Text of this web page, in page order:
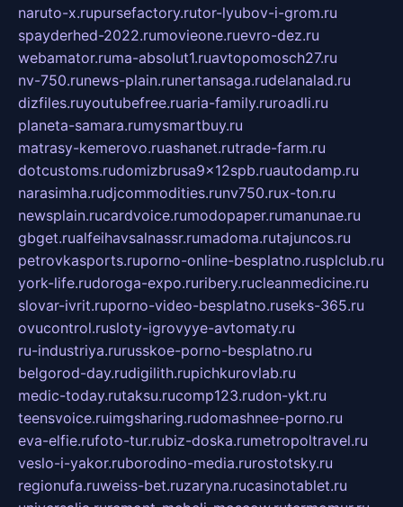
naruto-x.rupursefactory.rutor-lyubov-i-grom.ru
spayderhed-2022.rumovieone.ruevro-dez.ru
webamator.ruma-absolut1.ruavtopomosch27.ru
nv-750.runews-plain.runertansaga.rudelanalad.ru
dizfiles.ruyoutubefree.ruaria-family.ruroadli.ru
planeta-samara.rumysmartbuy.ru
matrasy-kemerovo.ruashanet.rutrade-farm.ru
dotcustoms.rudomizbrusa9x12spb.ruautodamp.ru
narasimha.rudjcommodities.runv750.rux-ton.ru
newsplain.rucardvoice.rumodopaper.rumanunae.ru
gbget.rualfeihavsalnassr.rumadoma.rutajuncos.ru
petrovkasports.ruporno-online-besplatno.rusplclub.ru
york-life.rudoroga-expo.ruribery.rucleanmedicine.ru
slovar-ivrit.ruporno-video-besplatno.ruseks-365.ru
ovucontrol.rusloty-igrovyye-avtomaty.ru
ru-industriya.rurusskoe-porno-besplatno.ru
belgorod-day.rudigilith.rupichkurovlab.ru
medic-today.rutaksu.rucomp123.rudon-ykt.ru
teensvoice.ruimgsharing.rudomashnee-porno.ru
eva-elfie.rufoto-tur.rubiz-doska.rumetropoltravel.ru
veslo-i-yakor.ruborodino-media.rurostotsky.ru
regionufa.ruweiss-bet.ruzaryna.rucasinotablet.ru